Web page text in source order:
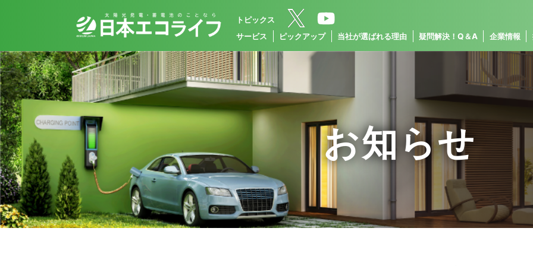
トピックス
サービス
ピックアップ 当社が選ばれる理由 疑問解決！Q＆A 企業情報
お知らせ